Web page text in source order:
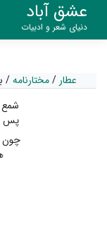
عشق آباد
دنیای شعر و ادبیات
عطار /مختارنامه /
پس
چون